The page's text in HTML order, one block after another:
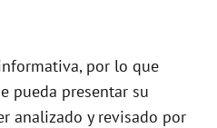
por lo que
pueda presentar su
analizado y revisado por